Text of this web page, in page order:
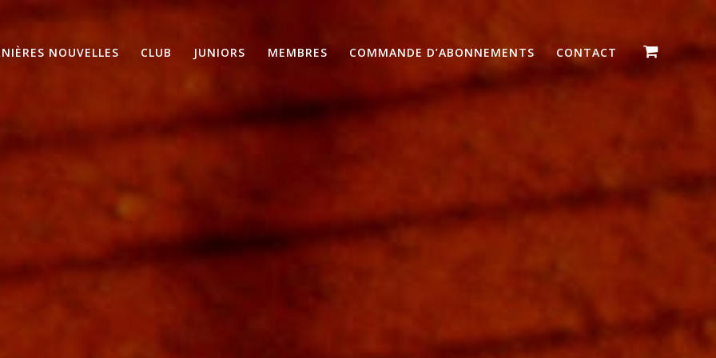
NOUVELLES CLUB JUNIORS MEMBRES COMMANDE D’ABONNEMENTS CONTACT